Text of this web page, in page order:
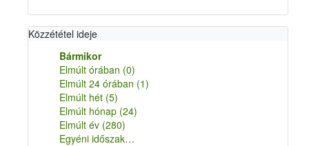
Közzététel ideje
Bármikor
Elmúlt órában (0)
Elmúlt 24 órában (1)
Elmúlt hét (5)
Elmúlt hónap (24)
Elmúlt év (280)
Egyéni időszak…